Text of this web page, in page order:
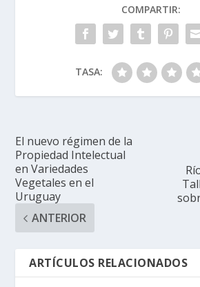
COMPARTIR:
TASA:
El nuevo régimen de la
Propiedad Intelectual
en Variedades
Vegetales en el
Uruguay
ANTERIOR
ARTÍCULOS RELACIONADOS